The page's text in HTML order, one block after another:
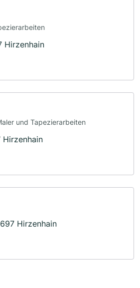
Hirzenhain
und Tapezierarbeiten
Hirzenhain
Hirzenhain